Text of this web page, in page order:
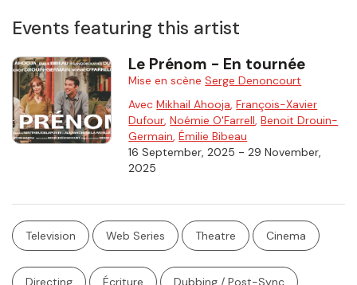
Events featuring this artist
Le Prénom - En tournée
Mise en scèneSerge Denoncourt
AvecMikhail Ahooja,François-Xavier
Dufour,Noémie O'Farrell,Benoit Drouin-
Germain,Émilie Bibeau
16 September, 2025 -29 November,
2025
Television Web Series Theatre Cinema
Directing Écriture Dubbing / Post-Sync